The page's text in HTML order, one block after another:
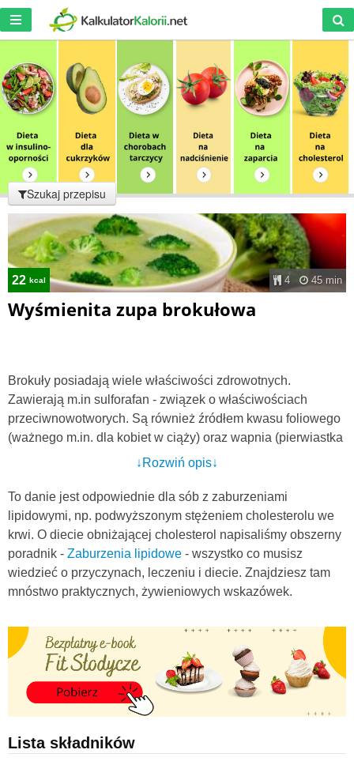
Szukaj przepisu
22 kcal 4 45 min
Wyśmienita zupa brokułowa
Brokuły posiadają wiele właściwości zdrowotnych.
Zawierają m.in sulforafan - związek o właściwościach
przeciwnowotworych. Są również źródłem kwasu foliowego
(ważnego m.in. dla kobiet w ciąży) oraz wapnia (pierwiastka
wzmacniającego kości).
zapiekanki czy dodawać do sałatek. W mojej rodzinie
najchętniej przygotuje się z nich zupę krem. Jest szybka w
przygotowaniu, smaczna i ma naprawdę przyjemnę
konsystencję. Jeżeli lubicie delikatne, ale nie nudne dania,
na pewno przypadnie Wam do gustu.
zawdzięczna ciekawy smak dodatkowi czosnku i cebuli, a
także prawdziwego masła. Wystarczy odrobina soli i pieprzu
i gotowe.
Polecam Wam również inne dania z brokułami -sałatkę
brokułową z prażonymi migdałami
Smacznego!
↓Rozwiń opis↓
To danie jest odpowiednie dla sób z zaburzeniami
lipidowymi, np. podwyższonym stężeniem cholesterolu we
krwi. O diecie obniżającej cholesterol napisaliśmy obszerny
poradnik - Zaburzenia lipidowe - wszystko co musisz
wiedzieć o przyczynach, leczeniu i diecie. Znajdziesz tam
mnóstwo praktycznych, żywieniowych wskazówek.
Lista składników